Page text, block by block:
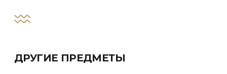
ДРУГИЕ ПРЕДМЕТЫ